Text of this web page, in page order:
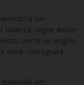
a san
Iadanza, segue anche
anche un angolo
verrà consegnata
per